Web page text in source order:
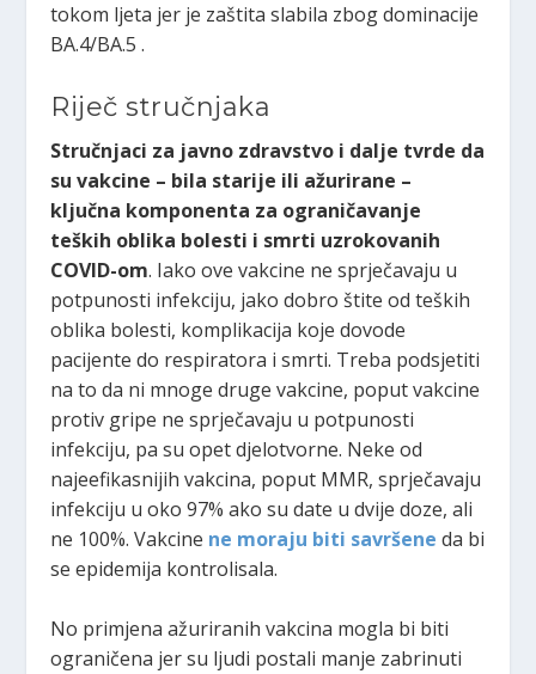
tokom ljeta jer je zaštita slabila zbog dominacije
BA.4/BA.5 .
Riječ stručnjaka
Stručnjaci za javno zdravstvo i dalje tvrde da
su vakcine – bila starije ili ažurirane –
ključna komponenta za ograničavanje
teških oblika bolesti i smrti uzrokovanih
COVID-om. Iako ove vakcine ne sprječavaju u
potpunosti infekciju, jako dobro štite od teških
oblika bolesti, komplikacija koje dovode
pacijente do respiratora i smrti. Treba podsjetiti
na to da ni mnoge druge vakcine, poput vakcine
protiv gripe ne sprječavaju u potpunosti
infekciju, pa su opet djelotvorne. Neke od
najeefikasnijih vakcina, poput MMR, sprječavaju
infekciju u oko 97% ako su date u dvije doze, ali
ne 100%. Vakcine ne moraju biti savršene da bi
se epidemija kontrolisala.
No primjena ažuriranih vakcina mogla bi biti
ograničena jer su ljudi postali manje zabrinuti